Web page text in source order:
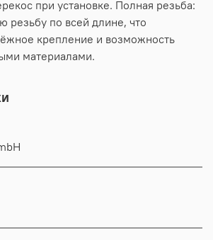
при установке. Полная резьба:
резьбу по всей длине, что
крепление и возможность
материалами.